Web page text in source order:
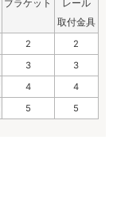
ブラケット
レール
取付金具
2 2
3 3
4 4
5 5